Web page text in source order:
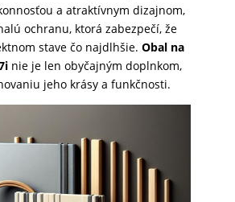
a atraktívnym dizajnom,
ochranu, ktorá zabezpečí, že
stave čo najdlhšie. Obal na
nie je len obyčajným doplnkom,
jeho krásy a funkčnosti.